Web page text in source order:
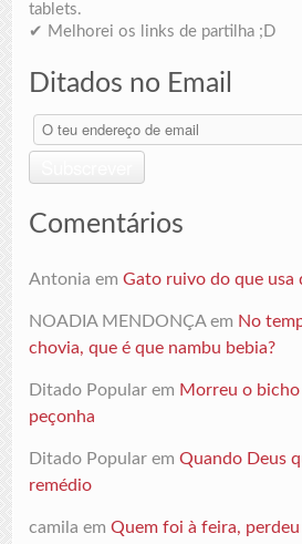
tablets.
✔ Melhorei os links de partilha ;D
Ditados no Email
O
teu
de
email
Comentários
Antonia emGato ruivo do que usa
NOADIA MENDONÇA em No
chovia, que é que nambu bebia?
Ditado Popular em Morreu o bicho
peçonha
Ditado Popular emQuando Deus
remédio
camila emQuem foi à feira, perdeu